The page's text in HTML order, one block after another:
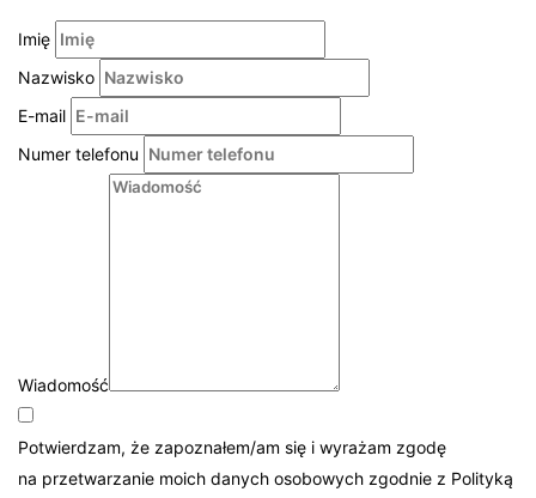
Imię
Nazwisko
E-mail
Numer telefonu
Wiadomość
Potwierdzam, że zapoznałem/am się i wyrażam zgodę
na przetwarzanie moich danych osobowych zgodnie z Polityką